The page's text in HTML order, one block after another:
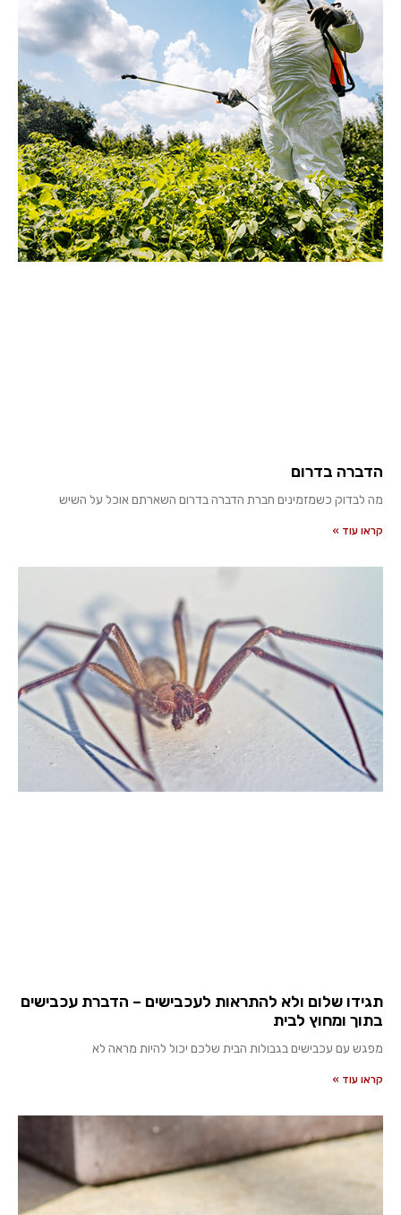
הדברה בדרום
מה לבדוק כשמזמינים חברת הדברה בדרום השארתם אוכל על השיש
קראו עוד »
תגידו שלום ולא להתראות לעכבישים – הדברת עכבישים
בתוך ומחוץ לבית
מפגש עם עכבישים בגבולות הבית שלכם יכול להיות מראה לא
קראו עוד »